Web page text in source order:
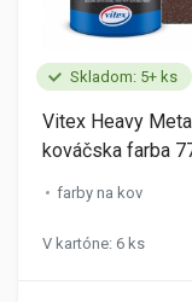
Skladom: 5+ ks
Vitex Heavy
kováčska farba
farby na kov
V kartóne: 6 ks